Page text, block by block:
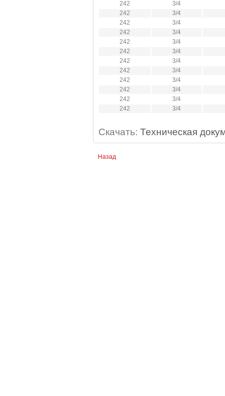
242
242
242
242
242
242
242
242
242
242
242
242
3/4
3/4
3/4
3/4
3/4
3/4
3/4
3/4
3/4
3/4
3/4
3/4
Скачать: Техническая
Назад